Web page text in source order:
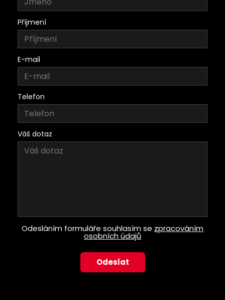
Příjmení
E-mail
Telefon
Váš dotaz
Odesláním formuláře souhlasím se zpracováním
osobních údajů